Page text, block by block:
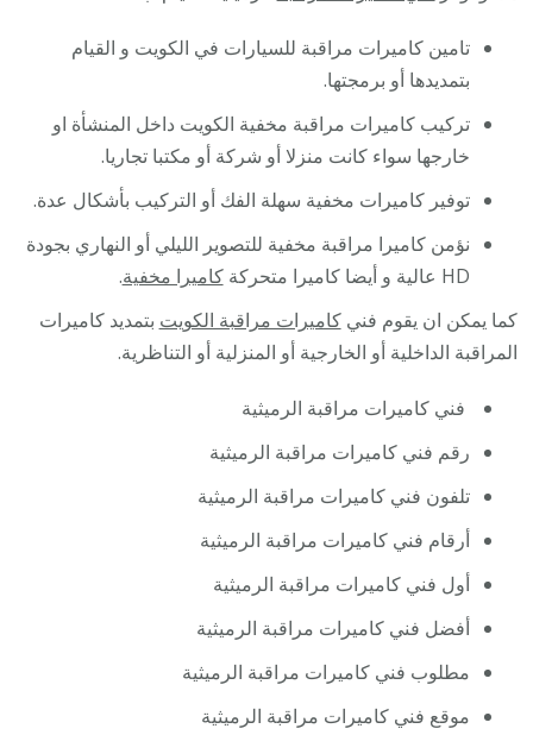
تامين كاميرات مراقبة للسيارات في الكويت و القيام
بتمديدها أو برمجتها.
تركيب كاميرات مراقبة مخفية الكويت داخل المنشأة او
خارجها سواء كانت منزلا أو شركة أو مكتبا تجاريا.
توفير كاميرات مخفية سهلة الفك أو التركيب بأشكال عدة.
نؤمن كاميرا مراقبة مخفية للتصوير الليلي أو النهاري بجودة
HD عالية و أيضا كاميرا متحركة
كاميرا مخفية.
كما يمكن ان يقوم فنيكاميرات مراقبة الكويت بتمديد كاميرات
المراقبة الداخلية أو الخارجية أو المنزلية أو التناظرية.
فني كاميرات مراقبة الرميثية
رقم فني كاميرات مراقبة الرميثية
تلفون فني كاميرات مراقبة الرميثية
أرقام فني كاميرات مراقبة الرميثية
أول فني كاميرات مراقبة الرميثية
أفضل فني كاميرات مراقبة الرميثية
مطلوب فني كاميرات مراقبة الرميثية
موقع فني كاميرات مراقبة الرميثية